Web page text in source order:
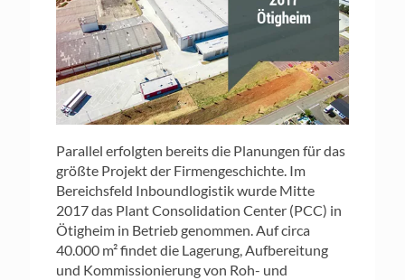
Parallel erfolgten bereits die Planungen für das
größte Projekt der Firmengeschichte. Im
Bereichsfeld Inboundlogistik wurde Mitte
2017 das Plant Consolidation Center (PCC) in
Ötigheim in Betrieb genommen. Auf circa
40.000 m² findet die Lagerung, Aufbereitung
und Kommissionierung von Roh- und